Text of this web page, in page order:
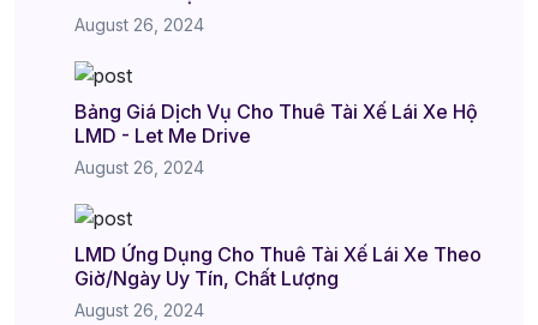
August 26, 2024
Bảng Giá Dịch Vụ Cho Thuê Tài Xế Lái Xe Hộ
LMD - Let Me Drive
August 26, 2024
LMD Ứng Dụng Cho Thuê Tài Xế Lái Xe Theo
Giờ/Ngày Uy Tín, Chất Lượng
August 26, 2024